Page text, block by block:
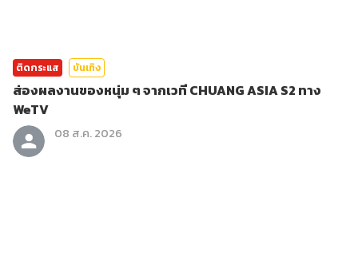
ติดกระแส บันเทิง
ส่องผลงานของหนุ่ม ๆ จากเวที CHUANG ASIA S2 ทาง
WeTV
08 ส.ค. 2026